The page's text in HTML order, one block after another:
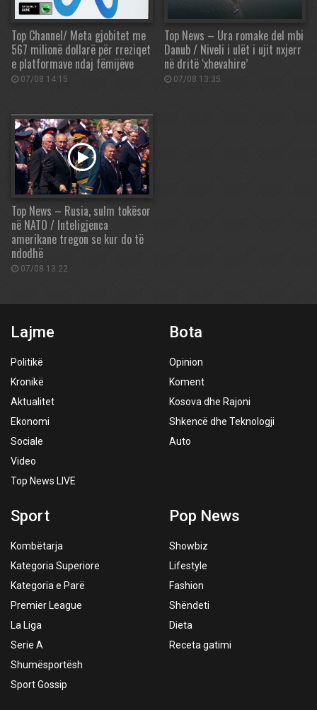
Top Channel/ Meta gjobitet me
567 milionë dollarë për rreziqet
e platformave ndaj fëmijëve
07/08 14:15
Top News – Ura romake del mbi
Danub / Niveli i ulët i ujit nxjerr
në dritë ‘xhevahire’
07/08 13:35
Top News – Rusia, sulm tokësor
në NATO / Inteligjenca
amerikane tregon se kur do të
ndodhë
07/08 13:22
Lajme
Politikë
Kronikë
Aktualitet
Ekonomi
Sociale
Video
Top News LIVE
Bota
Opinion
Koment
Kosova dhe Rajoni
Shkencë dhe Teknologji
Auto
Sport
Kombëtarja
Kategoria Superiore
Kategoria e Parë
Premier League
La Liga
Serie A
Shumësportësh
Sport Gossip
Pop News
Showbiz
Lifestyle
Fashion
Shëndeti
Dieta
Receta gatimi